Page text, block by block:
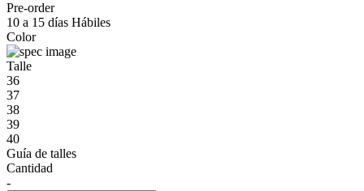
Pre-order
10 a 15 días Hábiles
Color
Talle
36
37
38
39
40
Guía de talles
Cantidad
-